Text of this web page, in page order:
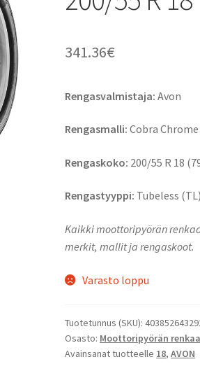
341.36€
Rengasvalmistaja: Avon
Rengasmalli: Cobra Chrome
Rengaskoko: 200/55 R 18
Rengastyyppi: Tubeless (TL)
Kaikki moottoripyörän
merkit, mallit ja rengaskoot.
Varasto loppu
Tuotetunnus (SKU):
Osasto: Moottoripyörän
Avainsanat tuotteelle 18,AVON